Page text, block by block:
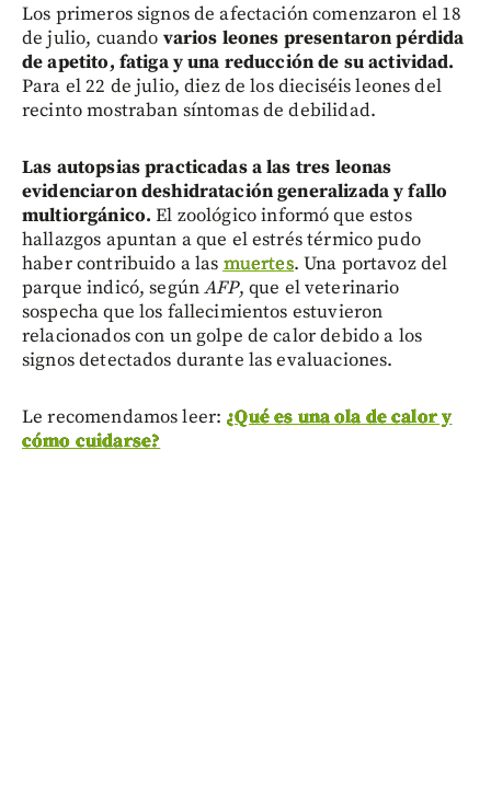
Los primeros signos de afectación comenzaron el 18
de julio, cuando varios leones presentaron pérdida
de apetito, fatiga y una reducción de su actividad.
Para el 22 de julio, diez de los dieciséis leones del
recinto mostraban síntomas de debilidad.
Las autopsias practicadas a las tres leonas
evidenciaron deshidratación generalizada y fallo
multiorgánico. El zoológico informó que estos
hallazgos apuntan a que el estrés térmico pudo
haber contribuido a las muertes. Una portavoz del
parque indicó, segúnAFP, que el veterinario
sospecha que los fallecimientos estuvieron
relacionados con un golpe de calor debido a los
signos detectados durante las evaluaciones.
Le recomendamos leer: ¿Qué es una ola de calor y
cómo cuidarse?